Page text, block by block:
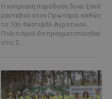
Η κυπριακή παράδοση δίνει ξανά
ραντεβού στον Πρωταρά, καθώς
το 10ο Φεστιβάλ Αγροτικού
Πολιτισμού θα πραγματοποιηθεί
στις 2...